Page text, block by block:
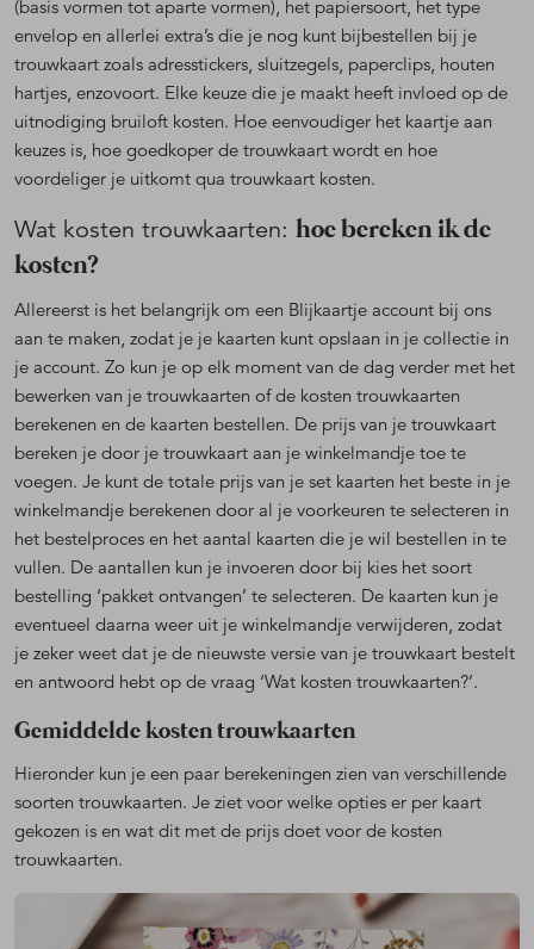
(basis vormen tot aparte vormen), het papiersoort, het type
envelop en allerlei extra’s die je nog kunt bijbestellen bij je
trouwkaart zoals adresstickers, sluitzegels, paperclips, houten
hartjes, enzovoort. Elke keuze die je maakt heeft invloed op de
uitnodiging bruiloft kosten. Hoe eenvoudiger het kaartje aan
keuzes is, hoe goedkoper de trouwkaart wordt en hoe
voordeliger je uitkomt qua trouwkaart kosten.
Wat kosten trouwkaarten: hoe bereken ik de
kosten?
Allereerst is het belangrijk om een Blijkaartje account bij ons
aan te maken, zodat je je kaarten kunt opslaan in je collectie in
je account. Zo kun je op elk moment van de dag verder met het
bewerken van je trouwkaarten of de kosten trouwkaarten
berekenen en de kaarten bestellen. De prijs van je trouwkaart
bereken je door je trouwkaart aan je winkelmandje toe te
voegen. Je kunt de totale prijs van je set kaarten het beste in je
winkelmandje berekenen door al je voorkeuren te selecteren in
het bestelproces en het aantal kaarten die je wil bestellen in te
vullen. De aantallen kun je invoeren door bij kies het soort
bestelling ‘pakket ontvangen’ te selecteren. De kaarten kun je
eventueel daarna weer uit je winkelmandje verwijderen, zodat
je zeker weet dat je de nieuwste versie van je trouwkaart bestelt
en antwoord hebt op de vraag ‘Wat kosten trouwkaarten?’.
Gemiddelde kosten trouwkaarten
Hieronder kun je een paar berekeningen zien van verschillende
soorten trouwkaarten. Je ziet voor welke opties er per kaart
gekozen is en wat dit met de prijs doet voor de kosten
trouwkaarten.